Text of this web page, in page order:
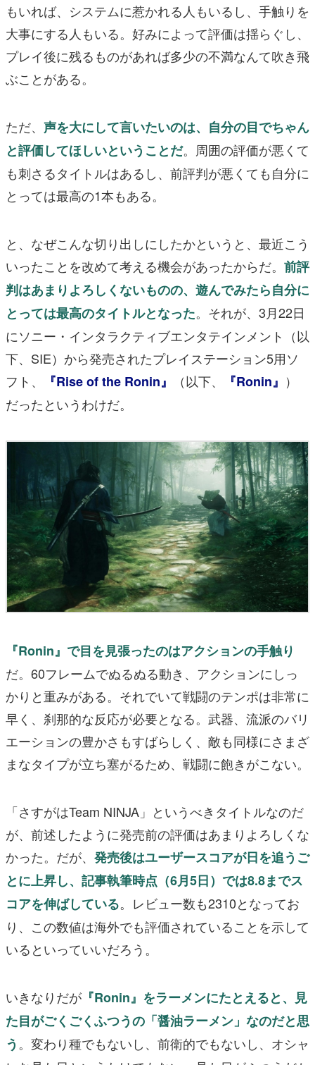
もいれば、システムに惹かれる人もいるし、手触りを
大事にする人もいる。好みによって評価は揺らぐし、
プレイ後に残るものがあれば多少の不満なんて吹き飛
ぶことがある。
ただ、 声を大にして言いたいのは、自分の目でちゃん
と評価してほしいということだ。周囲の評価が悪くて
も刺さるタイトルはあるし、前評判が悪くても自分に
とっては最高の1本もある。
と、なぜこんな切り出しにしたかというと、最近こう
いったことを改めて考える機会があったからだ。 前評
判はあまりよろしくないものの、遊んでみたら自分に
とっては最高のタイトルとなった。それが、3月22日
にソニー・インタラクティブエンタテインメント（以
下、SIE）から発売されたプレイステーション5用ソ
フト、
『Rise of the Ronin』 （以下、 『Ronin』 ）
だったというわけだ。
『Ronin』で目を見張ったのはアクションの手触り
だ。60フレームでぬるぬる動き、アクションにしっ
かりと重みがある。それでいて戦闘のテンポは非常に
早く、刹那的な反応が必要となる。武器、流派のバリ
エーションの豊かさもすばらしく、敵も同様にさまざ
まなタイプが立ち塞がるため、戦闘に飽きがこない。
「さすがはTeam NINJA」というべきタイトルなのだ
が、前述したように発売前の評価はあまりよろしくな
かった。だが、 発売後はユーザースコアが日を追うご
とに上昇し、記事執筆時点（6月5日）では8.8までス
コアを伸ばしている。レビュー数も2310となってお
り、この数値は海外でも評価されていることを示して
いるといっていいだろう。
いきなりだが 『Ronin』をラーメンにたとえると、見
た目がごくごくふつうの「醤油ラーメン」なのだと思
う 。変わり種でもないし、前衛的でもないし、オシャ